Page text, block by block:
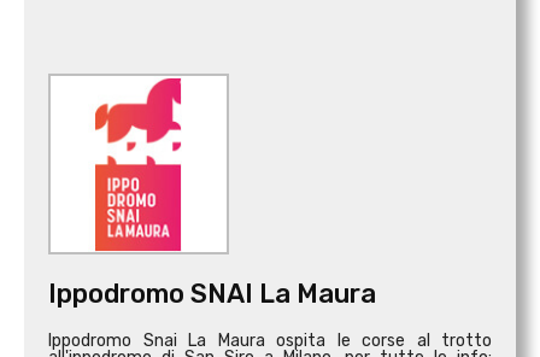
Ippodromo SNAI La Maura
Ippodromo Snai La Maura ospita le corse al trotto